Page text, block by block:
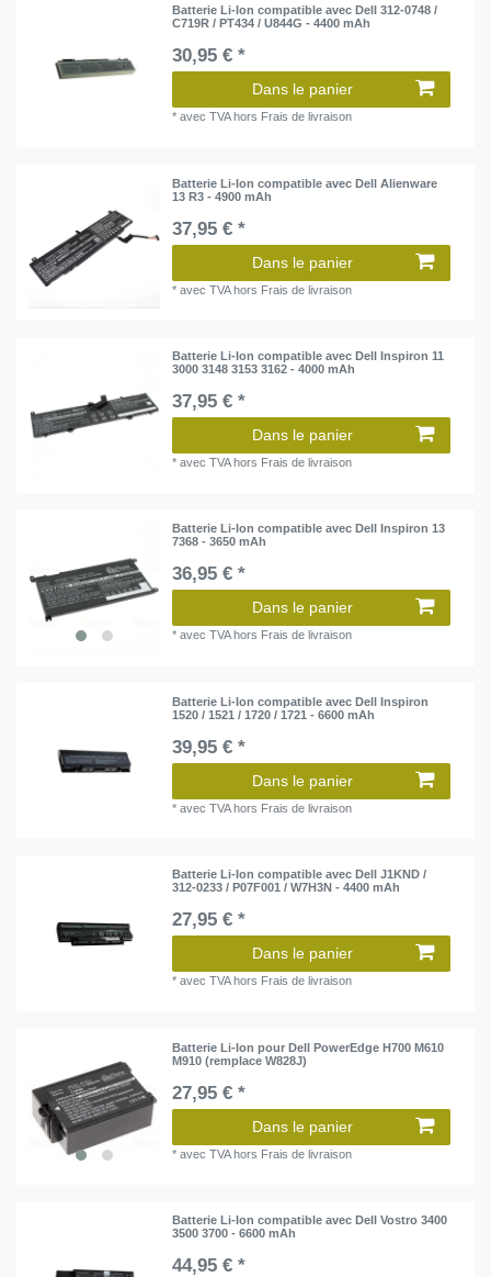
Batterie Li-Ion compatible avec Dell 312-0748 /
C719R / PT434 / U844G - 4400 mAh
30,95 € *
Dans le panier
*avec TVAhors Frais de livraison
Batterie Li-Ion compatible avec Dell Alienware
13 R3 - 4900 mAh
37,95 € *
Dans le panier
*avec TVAhors Frais de livraison
Batterie Li-Ion compatible avec Dell Inspiron 11
3000 3148 3153 3162 - 4000 mAh
37,95 € *
Dans le panier
*avec TVAhors Frais de livraison
Batterie Li-Ion compatible avec Dell Inspiron 13
7368 - 3650 mAh
36,95 € *
Dans le panier
*avec TVAhors Frais de livraison
Batterie Li-Ion compatible avec Dell Inspiron
1520 / 1521 / 1720 / 1721 - 6600 mAh
39,95 € *
Dans le panier
*avec TVAhors Frais de livraison
Batterie Li-Ion compatible avec Dell J1KND /
312-0233 / P07F001 / W7H3N - 4400 mAh
27,95 € *
Dans le panier
*avec TVAhors Frais de livraison
Batterie Li-Ion pour Dell PowerEdge H700 M610
M910 (remplace W828J)
27,95 € *
Dans le panier
*avec TVAhors Frais de livraison
Batterie Li-Ion compatible avec Dell Vostro 3400
3500 3700 - 6600 mAh
44,95 € *